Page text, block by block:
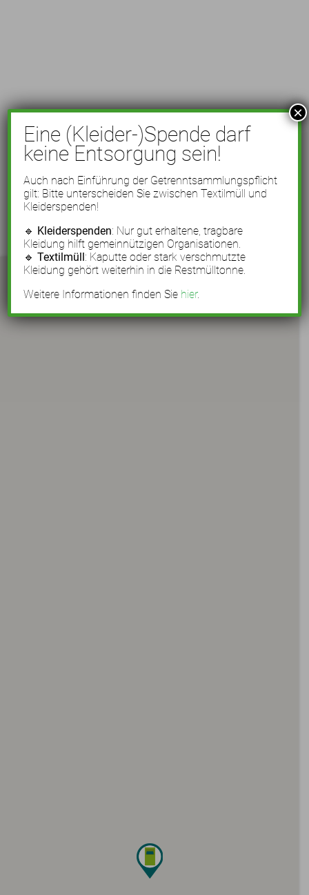
Eine (Kleider-)Spende darf
keine Entsorgung sein!
Auch nach Einführung der Getrenntsammlungspflicht
gilt: Bitte unterscheiden Sie zwischen Textilmüll und
Kleiderspenden!
🔹 Kleiderspenden: Nur gut erhaltene, tragbare
Kleidung hilft gemeinnützigen Organisationen.
🔹Textilmüll: Kaputte oder stark verschmutzte
Kleidung gehört weiterhin in die Restmülltonne.
Weitere Informationen finden Sie hier.
×